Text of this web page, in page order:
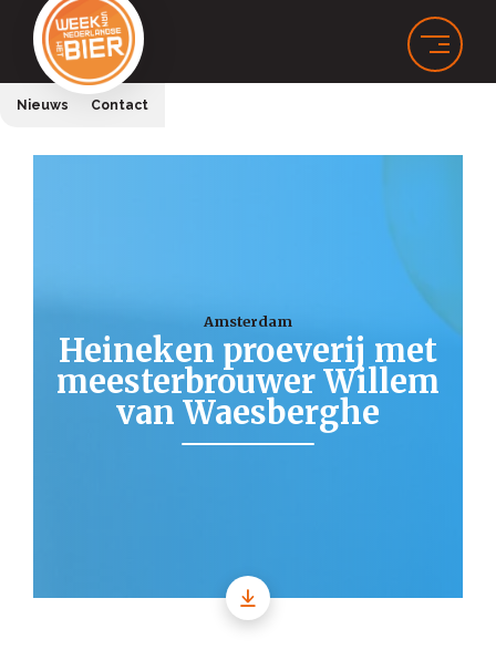
Nieuws Contact
Amsterdam
Heineken proeverij met
meesterbrouwer Willem
van Waesberghe